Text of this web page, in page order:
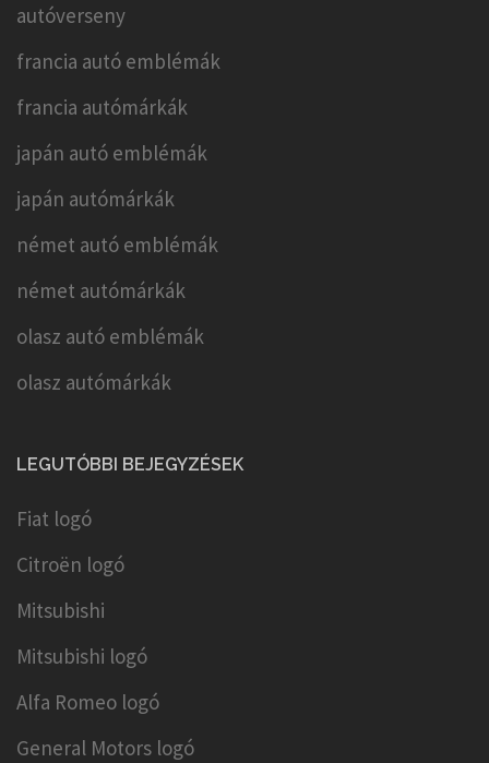
autóverseny
francia autó emblémák
francia autómárkák
japán autó emblémák
japán autómárkák
német autó emblémák
német autómárkák
olasz autó emblémák
olasz autómárkák
LEGUTÓBBI BEJEGYZÉSEK
Fiat logó
Citroën logó
Mitsubishi
Mitsubishi logó
Alfa Romeo logó
General Motors logó